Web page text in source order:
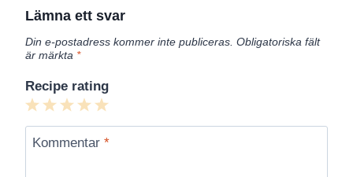
Lämna ett svar
Din e-postadress kommer inte publiceras. Obligatoriska fält
är märkta *
Recipe rating
5
Stars
4
Stars
3
Stars
2
Stars
1
Star
Kommentar *